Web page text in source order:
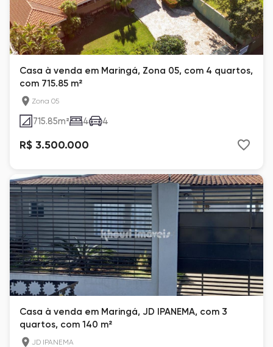
Casa à venda em Maringá, Zona 05, com 4 quartos,
com 715.85 m²
Zona 05
715.85m² 4 4
R$ 3.500.000
Casa à venda em Maringá, JD IPANEMA, com 3
quartos, com 140 m²
JD IPANEMA